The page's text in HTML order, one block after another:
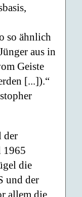
so ähnlich
aus in
Geiste
[...]).“
der
die
und der
allem die